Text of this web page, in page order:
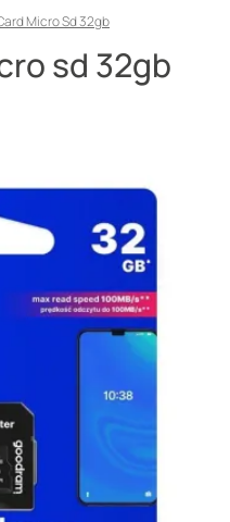
Micro Sd 32gb
sd 32gb